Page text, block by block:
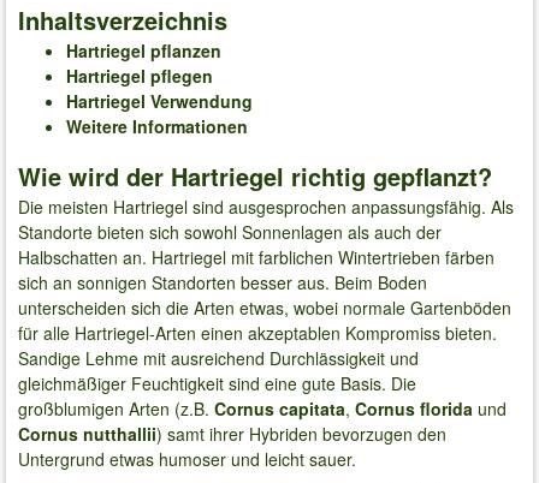
Inhaltsverzeichnis
Hartriegel pflanzen
Hartriegel pflegen
Hartriegel Verwendung
Weitere Informationen
Wie wird der Hartriegel richtig gepflanzt?
Die meisten Hartriegel sind ausgesprochen anpassungsfähig. Als
Standorte bieten sich sowohl Sonnenlagen als auch der
Halbschatten an. Hartriegel mit farblichen Wintertrieben färben
sich an sonnigen Standorten besser aus. Beim Boden
unterscheiden sich die Arten etwas, wobei normale Gartenböden
für alle Hartriegel-Arten einen akzeptablen Kompromiss bieten.
Sandige Lehme mit ausreichend Durchlässigkeit und
gleichmäßiger Feuchtigkeit sind eine gute Basis. Die
großblumigen Arten (z.B. Cornus capitata, Cornus florida und
Cornus nutthallii) samt ihrer Hybriden bevorzugen den
Untergrund etwas humoser und leicht sauer.